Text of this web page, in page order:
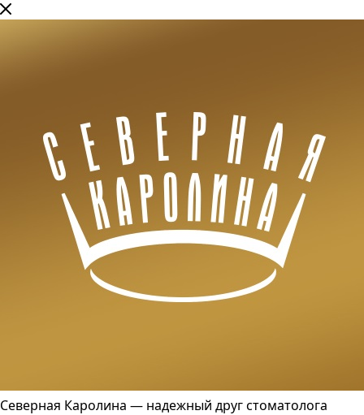
Северная Каролина — надежный друг стоматолога